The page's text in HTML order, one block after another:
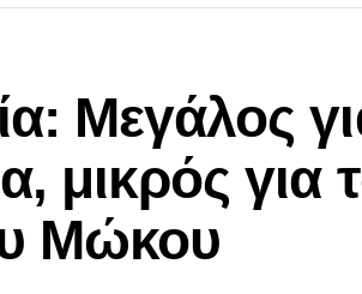
Μεγάλος
μικρός για
Μώκου